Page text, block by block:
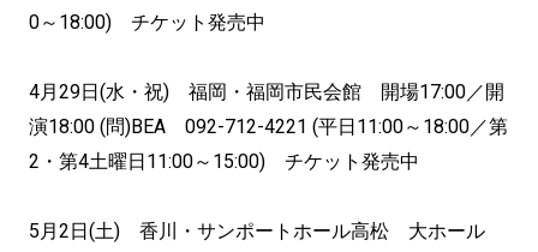
0～18:00) チケット発売中
4月29日(水・祝) 福岡・福岡市民会館 開場17:00／開
演18:00 (問)BEA 092-712-4221 (平日11:00～18:00／第
2・第4土曜日11:00～15:00) チケット発売中
5月2日(土) 香川・サンポートホール高松 大ホール